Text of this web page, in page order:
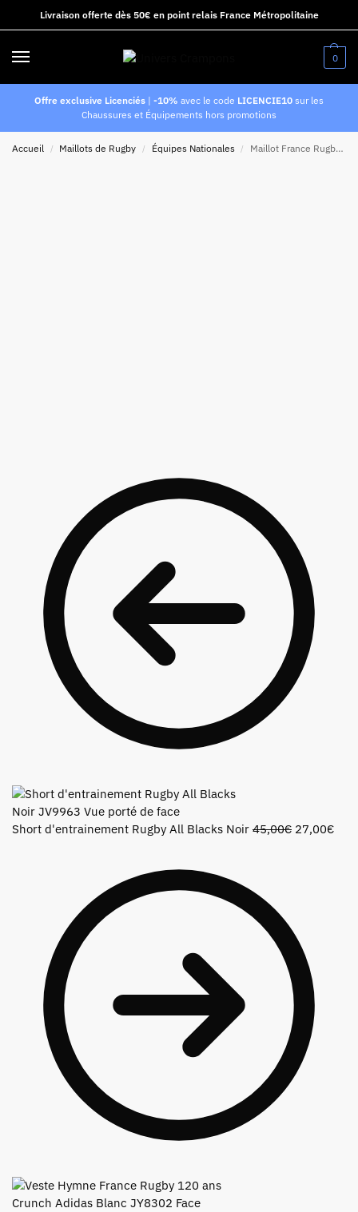
Livraison offerte dès 50€ en point relais France Métropolitaine
0
Offre exclusive Licenciés | -10% avec le code LICENCIE10 sur les
Chaussures et Équipements hors promotions
Accueil / Maillots de Rugby / Équipes Nationales / Maillot France Rugby 120 ans FFR Adidas Bleu ciel
Short d'entrainement Rugby All Blacks Noir 45,00€ 27,00€